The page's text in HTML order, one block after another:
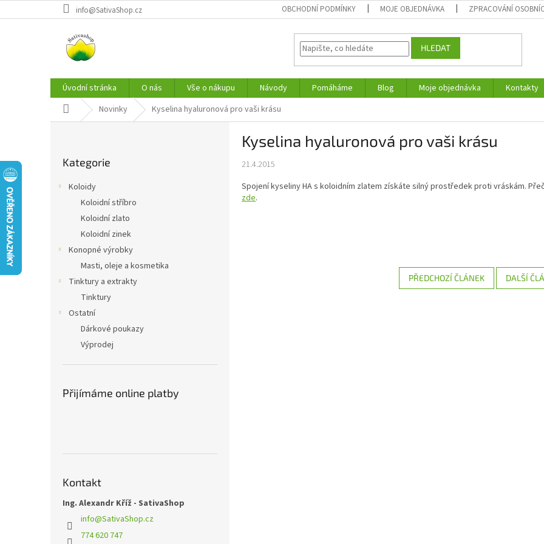
na
info@SativaShop.cz OBCHODNÍ PODMÍNKY MOJE OBJEDNÁVKA ZPRACOVÁNÍ
HLEDAT
Úvodní stránka O nás Vše o nákupu Návody Pomáháme Blog Moje objednávka
Kontakty
Domů Novinky Kyselina hyaluronová pro vaši krásu
kategorie
Kategorie
Koloidy
Koloidní stříbro
Koloidní zlato
Koloidní zinek
Konopné výrobky
Masti, oleje a kosmetika
Tinktury a extrakty
Tinktury
Ostatní
Dárkové poukazy
Výprodej
Přijímáme online platby
Kontakt
Ing. Alexandr Kříž - SativaShop
info@SativaShop.cz
774 620 747
Kyselina hyaluronová pro vaši krásu
21.4.2015
Spojení kyseliny HA s koloidním zlatem získáte silný prostředek proti vráskám.
zde.
PŘEDCHOZÍ ČLÁNEK DALŠÍ